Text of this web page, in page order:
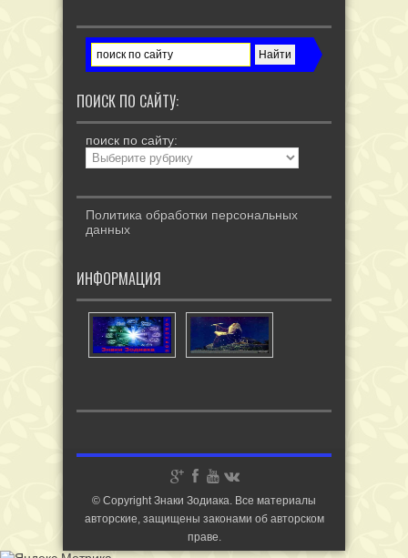
ПОИСК ПО САЙТУ:
поиск по сайту:
Политика обработки персональных
данных
ИНФОРМАЦИЯ
© Copyright Знаки Зодиака. Все материалы
авторские, защищены законами об авторском
праве.